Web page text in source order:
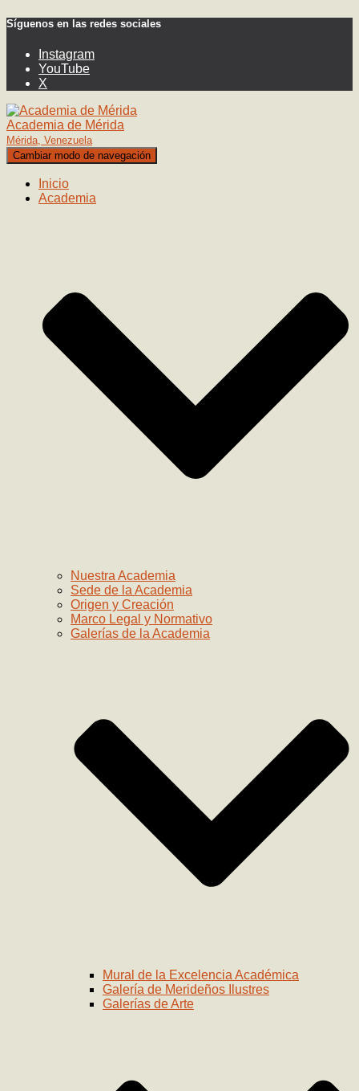
Síguenos en las redes sociales
Instagram
YouTube
X
Academia de Mérida
Mérida, Venezuela
Cambiar modo de navegación
Inicio
Academia
Nuestra Academia
Sede de la Academia
Origen y Creación
Marco Legal y Normativo
Galerías de la Academia
Mural de la Excelencia Académica
Galería de Merideños Ilustres
Galerías de Arte